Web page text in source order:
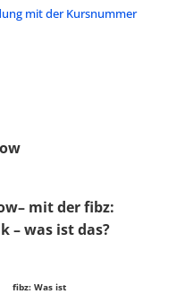
mit der Kursnummer
mit der fibz:
– was ist das?
fibz: Was ist